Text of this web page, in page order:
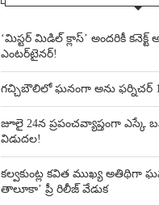
‘మిస్టర్ మిడిల్ క్లాస్’ అందరికీ
ఎంటర్‌టైనర్!
గచ్చిబౌలిలో ఘనంగా అను ఫర్నిచర్
జూలై 24న ప్రపంచవ్యాప్తంగా
విడుదల!
కల్వకుంట్ల కవిత ముఖ్య అతిథిగా
తాలూకా’ ప్రీ రిలీజ్ వేడుక